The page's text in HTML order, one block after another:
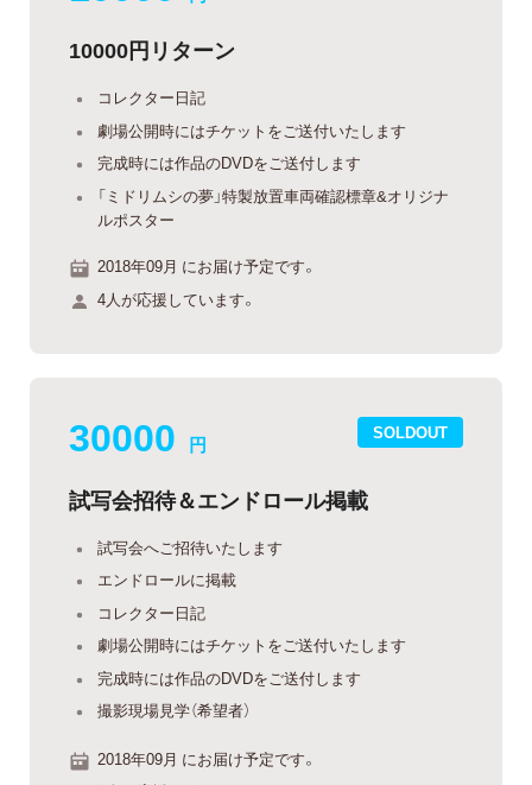
10000円リターン
コレクター日記
劇場公開時にはチケットをご送付いたします
完成時には作品のDVDをご送付します
「ミドリムシの夢」特製放置車両確認標章&オリジナ
ルポスター
2018年09月 にお届け予定です。
4人が応援しています。
SOLDOUT
30000 円
試写会招待＆エンドロール掲載
試写会へご招待いたします
エンドロールに掲載
コレクター日記
劇場公開時にはチケットをご送付いたします
完成時には作品のDVDをご送付します
撮影現場見学（希望者）
2018年09月 にお届け予定です。